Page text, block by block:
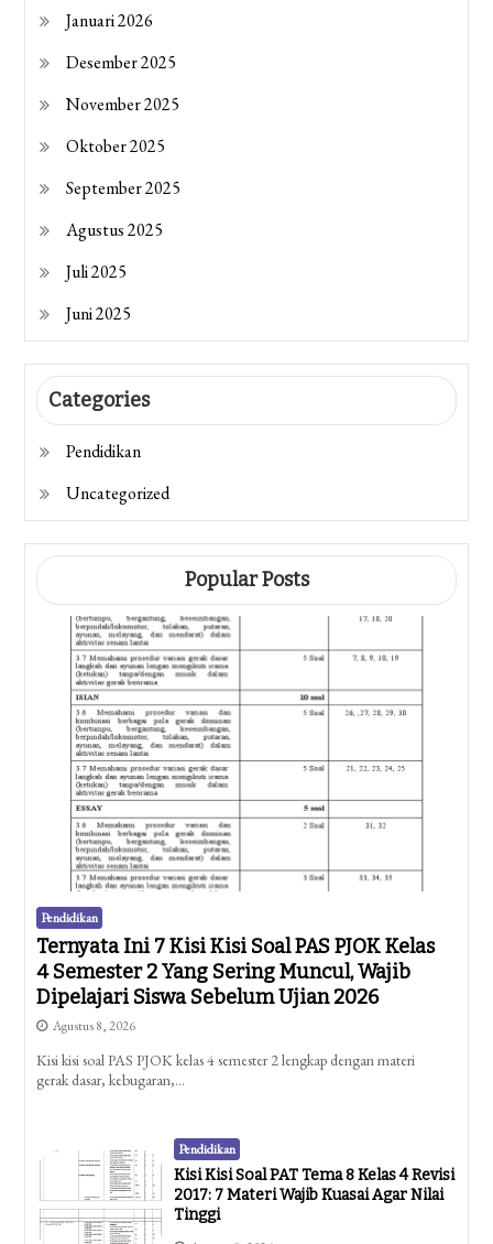
Januari 2026
Desember 2025
November 2025
Oktober 2025
September 2025
Agustus 2025
Juli 2025
Juni 2025
Categories
Pendidikan
Uncategorized
Popular Posts
Pendidikan
Ternyata Ini 7 Kisi Kisi Soal PAS PJOK Kelas
4 Semester 2 Yang Sering Muncul, Wajib
Dipelajari Siswa Sebelum Ujian 2026
Agustus 8, 2026
Kisi kisi soal PAS PJOK kelas 4 semester 2 lengkap dengan materi
gerak dasar, kebugaran,…
Pendidikan
Kisi Kisi Soal PAT Tema 8 Kelas 4 Revisi
2017: 7 Materi Wajib Kuasai Agar Nilai
Tinggi